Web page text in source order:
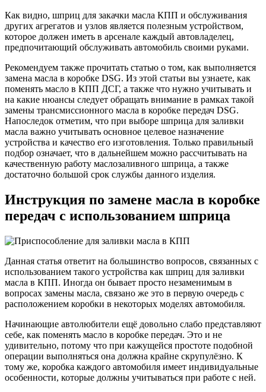
Как видно, шприц для закачки масла КПП и обслуживания
других агрегатов и узлов является полезным устройством,
которое должен иметь в арсенале каждый автовладелец,
предпочитающий обслуживать автомобиль своими руками.
Рекомендуем также прочитать статью о том, как выполняется
замена масла в коробке DSG. Из этой статьи вы узнаете, как
поменять масло в КПП ДСГ, а также что нужно учитывать и
на какие нюансы следует обращать внимание в рамках такой
замены трансмиссионного масла в коробке передач DSG.
Напоследок отметим, что при выборе шприца для заливки
масла важно учитывать основное целевое назначение
устройства и качество его изготовления. Только правильный
подбор означает, что в дальнейшем можно рассчитывать на
качественную работу маслозаливного шприца, а также
достаточно большой срок службы данного изделия.
Инструкция по замене масла в коробке
передач с использованием шприца
Данная статья ответит на большинство вопросов, связанных с
использованием такого устройства как шприц для заливки
масла в КПП. Иногда он бывает просто незаменимым в
вопросах замены масла, связано же это в первую очередь с
расположением коробки в некоторых моделях автомобиля.
Начинающие автолюбители ещё довольно слабо представляют
себе, как поменять масло в коробке передач. Это и не
удивительно, потому что при кажущейся простоте подобной
операции выполняться она должна крайне скрупулёзно. К
тому же, коробка каждого автомобиля имеет индивидуальные
особенности, которые должны учитываться при работе с ней.